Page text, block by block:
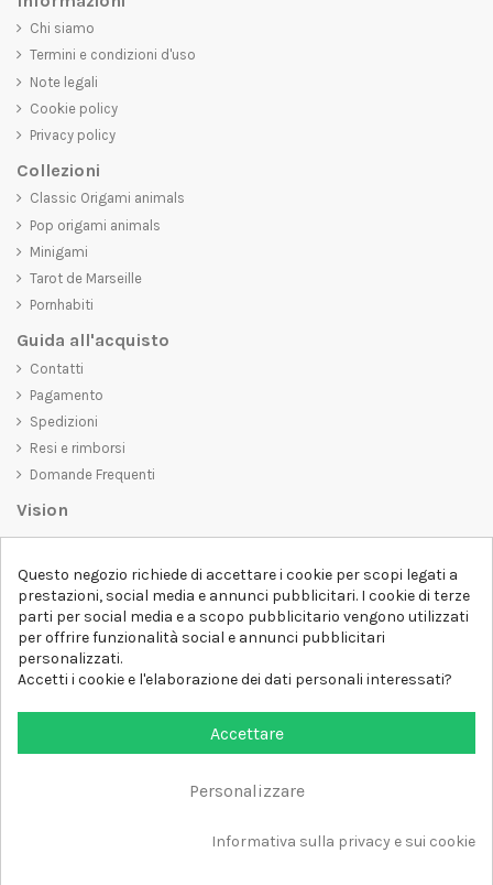
Chi siamo
Termini e condizioni d'uso
Note legali
Cookie policy
Privacy policy
Collezioni
Classic Origami animals
Pop origami animals
Minigami
Tarot de Marseille
Pornhabiti
Guida all'acquisto
Contatti
Pagamento
Spedizioni
Resi e rimborsi
Domande Frequenti
Vision
belli da vedere, ma che trasmettano anche un messaggio importante.
Che siate alla ricerca di una t-shirt unica e di tendenza, di una felpa
comoda e accogliente o di un accessorio esclusivo,D-SHIRTha
qualcosa per tutti.
Follow us
Questo negozio richiede di accettare i cookie per scopi legati a
prestazioni, social media e annunci pubblicitari. I cookie di terze
parti per social media e a scopo pubblicitario vengono utilizzati
per offrire funzionalità social e annunci pubblicitari
personalizzati.
Accetti i cookie e l'elaborazione dei dati personali interessati?
Accettare
Personalizzare
Informativa sulla privacy e sui cookie